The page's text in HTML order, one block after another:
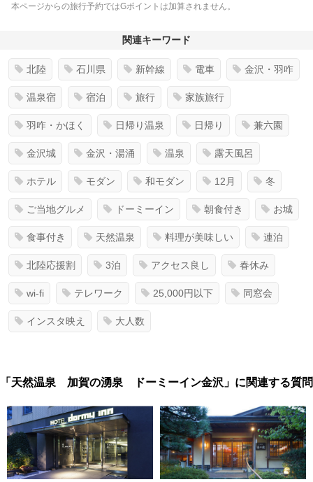
本ページからの旅行予約ではGポイントは加算されません。
関連キーワード
北陸 石川県 新幹線 電車 金沢・羽咋
温泉宿 宿泊 旅行 家族旅行
羽咋・かほく 日帰り温泉 日帰り 兼六園
金沢城 金沢・湯涌 温泉 露天風呂
ホテル モダン 和モダン 12月 冬
ご当地グルメ ドーミーイン 朝食付き お城
食事付き 天然温泉 料理が美味しい 連泊
北陸応援割 3泊 アクセス良し 春休み
wi-fi テレワーク 25,000円以下 同窓会
インスタ映え 大人数
「天然温泉 加賀の湧泉 ドーミーイン金沢」に関連する質問